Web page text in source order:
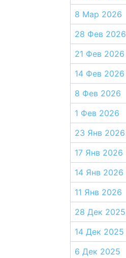
8 Мар 2026
28 Фев 2026
21 Фев 2026
14 Фев 2026
8 Фев 2026
1 Фев 2026
23 Янв 2026
17 Янв 2026
14 Янв 2026
11 Янв 2026
28 Дек 2025
14 Дек 2025
6 Дек 2025